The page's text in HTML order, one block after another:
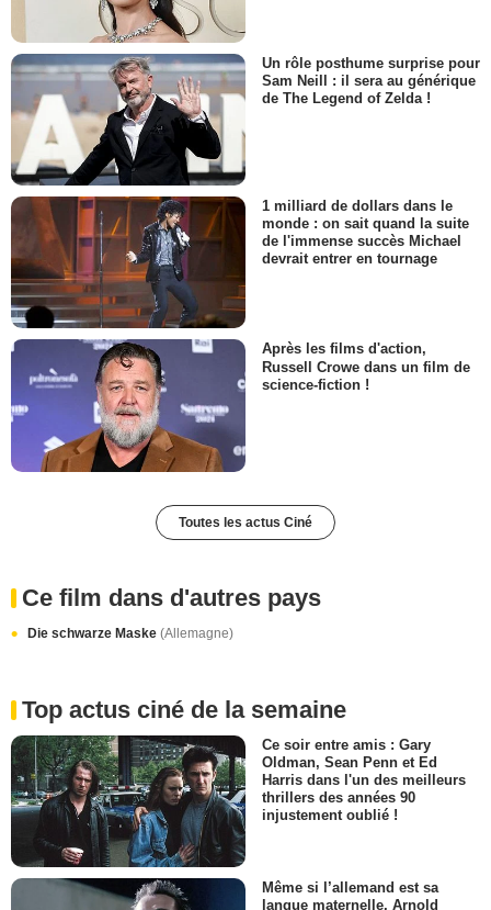
Un rôle posthume surprise pour
Sam Neill : il sera au générique
de The Legend of Zelda !
1 milliard de dollars dans le
monde : on sait quand la suite
de l'immense succès Michael
devrait entrer en tournage
Après les films d'action,
Russell Crowe dans un film de
science-fiction !
Toutes les actus Ciné
Ce film dans d'autres pays
Die schwarze Maske (Allemagne)
Top actus ciné de la semaine
Ce soir entre amis : Gary
Oldman, Sean Penn et Ed
Harris dans l'un des meilleurs
thrillers des années 90
injustement oublié !
Même si l’allemand est sa
langue maternelle, Arnold